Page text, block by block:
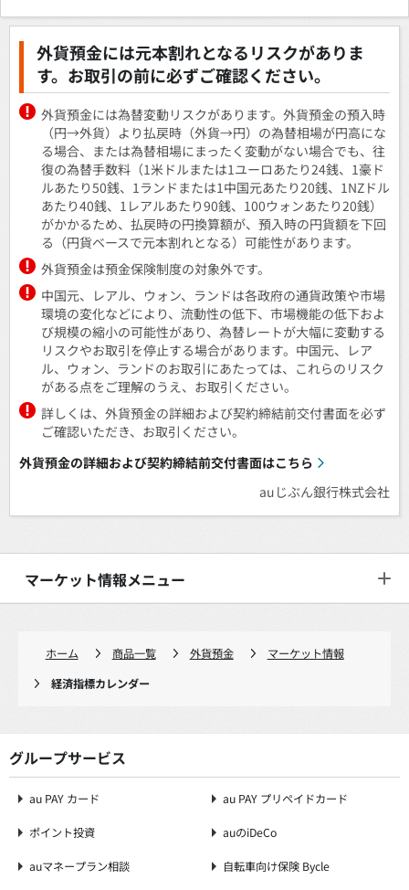
外貨預金には元本割れとなるリスクがありま
す。お取引の前に必ずご確認ください。
外貨預金には為替変動リスクがあります。外貨預金の預入時
（円→外貨）より払戻時（外貨→円）の為替相場が円高にな
る場合、または為替相場にまったく変動がない場合でも、往
復の為替手数料（1米ドルまたは1ユーロあたり24銭、1豪ド
ルあたり50銭、1ランドまたは1中国元あたり20銭、1NZドル
あたり40銭、1レアルあたり90銭、100ウォンあたり20銭）
がかかるため、払戻時の円換算額が、預入時の円貨額を下回
る（円貨ベースで元本割れとなる）可能性があります。
外貨預金は預金保険制度の対象外です。
中国元、レアル、ウォン、ランドは各政府の通貨政策や市場
環境の変化などにより、流動性の低下、市場機能の低下およ
び規模の縮小の可能性があり、為替レートが大幅に変動する
リスクやお取引を停止する場合があります。中国元、レア
ル、ウォン、ランドのお取引にあたっては、これらのリスク
がある点をご理解のうえ、お取引ください。
詳しくは、外貨預金の詳細および契約締結前交付書面を必ず
ご確認いただき、お取引ください。
外貨預金の詳細および契約締結前交付書面はこちら
auじぶん銀行株式会社
マーケット情報メニュー
ホーム 商品一覧 外貨預金
マーケット情報
経済指標カレンダー
グループサービス
au PAY カード au PAY プリペイドカード
ポイント投資 auのiDeCo
auマネープラン相談 自転車向け保険 Bycle